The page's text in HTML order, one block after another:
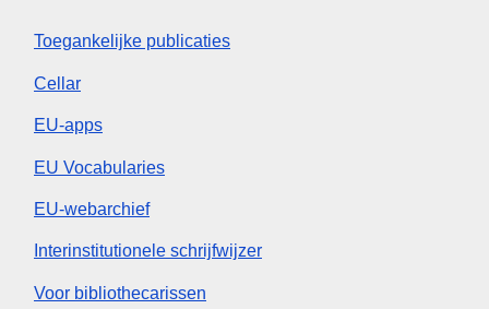
Toegankelijke publicaties
Cellar
EU-apps
EU Vocabularies
EU-webarchief
Interinstitutionele schrijfwijzer
Voor bibliothecarissen